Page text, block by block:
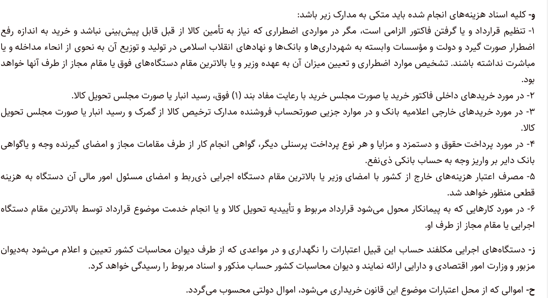
‌و-کلیه اسناد هزینه‌های انجام شده باید متکی به مدارک زیر باشد:
۱- تنظیم قرارداد و یا گرفتن فاکتور الزامی است، مگر در مواردی اضطراری که نیاز به تأمین کالا از قبل قابل پیش‌بینی نباشد و خرید به اندازه رفع
اضطرار صورت گیرد و دولت و مؤسسات وابسته به شهرداری‌ها و بانک‌ها و نهادهای انقلاب اسلامی در تولید و توزیع آن به نحوی از انحاء مداخله و یا
مباشرت نداشته باشند. ‌تشخیص موارد اضطراری و تعیین میزان آن به عهده وزیر و یا بالاترین مقام دستگاه‌های فوق یا مقام مجاز از طرف آنها خواهد
بود.
۲- در مورد خریدهای داخلی فاکتور خرید یا صورت مجلس خرید با رعایت مفاد بند (۱) فوق، رسید انبار یا صورت مجلس تحویل کالا.
۳- در مورد خریدهای خارجی اعلامیه بانک و در موارد جزیی صورتحساب فروشنده مدارک ترخیص کالا از گمرک و رسید انبار یا صورت مجلس تحویل
کالا.
۴- در مورد پرداخت حقوق و دستمزد و مزایا و هر نوع پرداخت پرسنلی دیگر، گواهی انجام کار از طرف مقامات مجاز و امضای گیرنده وجه و یا‌گواهی
بانک دایر بر واریز وجه به حساب بانکی ذی‌نفع.
۵- مصرف اعتبار هزینه‌های خارج از کشور با امضای وزیر یا بالاترین مقام دستگاه اجرایی ذی‌ربط و امضای مسئول امور مالی آن دستگاه به هزینه
قطعی منظور خواهد شد.
۶- در مورد کارهایی که به پیمانکار محول می‌شود قرارداد مربوط و تأییدیه تحویل کالا و یا انجام خدمت موضوع قرارداد توسط بالاترین مقام دستگاه
اجرایی یا مقام مجاز از طرف او.
‌ز- دستگاه‌های اجرایی مکلفند حساب این قبیل اعتبارات را نگهداری و در مواعدی که از طرف دیوان محاسبات کشور تعیین و اعلام می‌شود به‌دیوان
مزبور و وزارت امور اقتصادی و دارایی ارائه نمایند و دیوان محاسبات کشور حساب مذکور و اسناد مربوط را رسیدگی خواهد کرد.
ح- اموالی که از محل اعتبارات موضوع این قانون خریداری می‌شود، اموال دولتی محسوب می‌گردد.